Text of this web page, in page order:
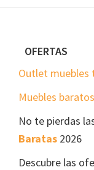
FooterOFERTAS
Outlet muebles
Muebles
No te pierdas
Baratas 2026
Descubre las